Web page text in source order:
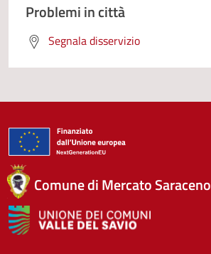
Problemi in città
Segnala disservizio
Comune di Mercato Saraceno